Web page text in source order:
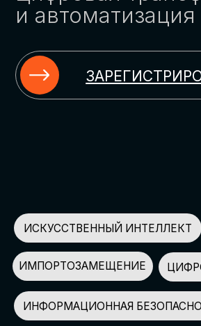
ИСКУССТВЕННЫЙ ИНТЕЛЛЕКТ
НЕЙРОСЕТИ ДЛЯ БИЗНЕСА
КЭДО
ЦИФРОВИЗАЦИЯ
АВТОМАТИЗАЦИЯ HR
АВТОМАТИЗАЦИЯ МАРКЕТИНГА И ПРОДАЖ
AI-АССИСТЕНТЫ
ЧАТ-БОТЫ
ИМПОРТОЗАМЕЩЕНИЕ